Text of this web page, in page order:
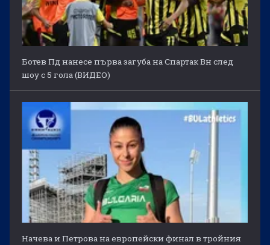
Ботев Пд нанесе първа загуба на Спартак Вн след
шоу с 5 гола (ВИДЕО)
Начева и Петрова на европейски финал в тройния